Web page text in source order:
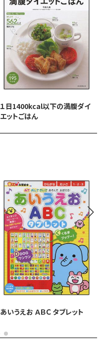
１日1400kcal以下の満腹ダイ
エットごはん
あいうえお ＡＢＣ タブレット